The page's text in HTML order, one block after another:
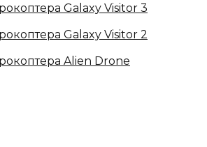
Galaxy Visitor 3
Galaxy Visitor 2
Alien Drone